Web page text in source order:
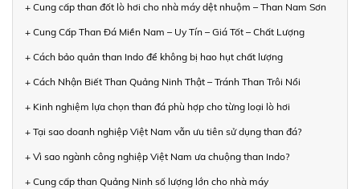
+ Cung cấp than đốt lò hơi cho nhà máy dệt nhuộm – Than Nam Sơn
+ Cung Cấp Than Đá Miền Nam – Uy Tín – Giá Tốt – Chất Lượng
+ Cách bảo quản than Indo để không bị hao hụt chất lượng
+ Cách Nhận Biết Than Quảng Ninh Thật – Tránh Than Trôi Nổi
+ Kinh nghiệm lựa chọn than đá phù hợp cho từng loại lò hơi
+ Tại sao doanh nghiệp Việt Nam vẫn ưu tiên sử dụng than đá?
+ Vì sao ngành công nghiệp Việt Nam ưa chuộng than Indo?
+ Cung cấp than Quảng Ninh số lượng lớn cho nhà máy